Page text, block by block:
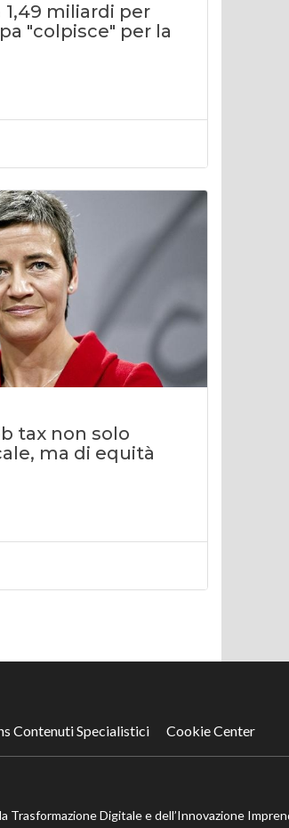
miliardi per
"colpisce" per la
tax non solo
ma di equità
Contenuti Specialistici Cookie Center
Digitale e dell’Innovazione